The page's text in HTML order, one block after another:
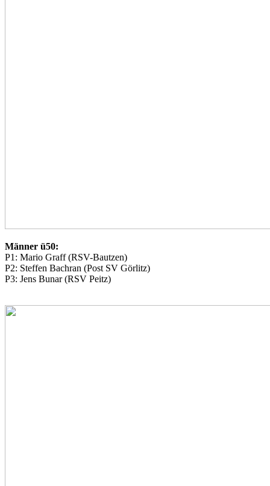
Männer ü50:
P1: Mario Graff (RSV-Bautzen)
P2: Steffen Bachran (Post SV Görlitz)
P3: Jens Bunar (RSV Peitz)